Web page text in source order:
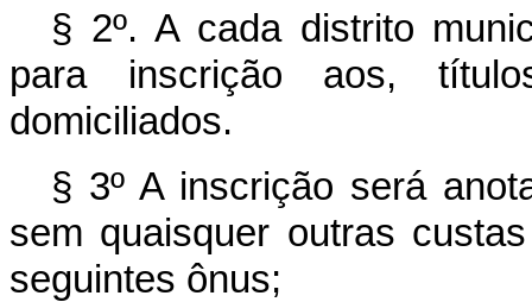
§ 2º. A cada distrito
para inscrição aos,
domiciliados.
§ 3º A inscrição será
sem quaisquer outras
seguintes ônus;